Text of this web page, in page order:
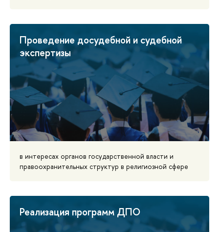
Проведение досудебной и судебной
экспертизы
в интересах органов государственной власти и
правоохранительных структур в религиозной сфере
Реализация ‍программ ДПО